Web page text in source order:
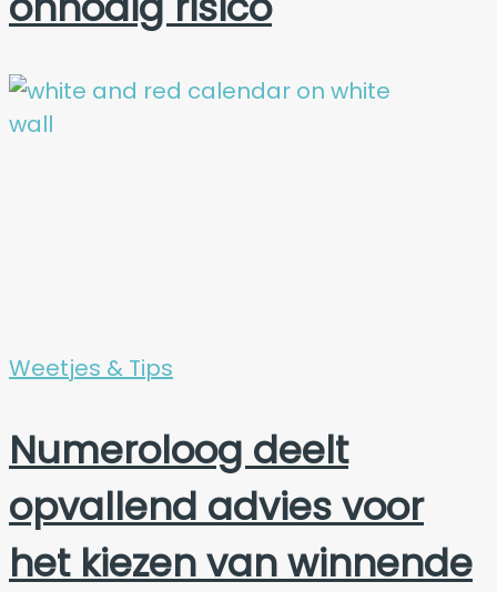
Weetjes & Tips
Numeroloog deelt
opvallend advies voor
het kiezen van winnende